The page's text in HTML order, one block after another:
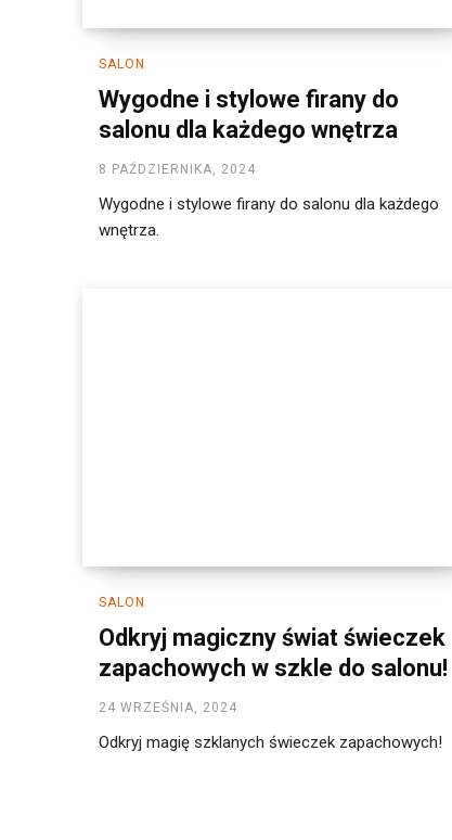
SALON
Wygodne i stylowe firany do
salonu dla każdego wnętrza
8 PAŹDZIERNIKA, 2024
Wygodne i stylowe firany do salonu dla każdego
wnętrza.
SALON
Odkryj magiczny świat świeczek
zapachowych w szkle do salonu!
24 WRZEŚNIA, 2024
Odkryj magię szklanych świeczek zapachowych!